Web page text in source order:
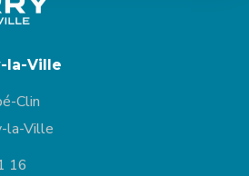
la-Ville
Clin
la-Ville
16